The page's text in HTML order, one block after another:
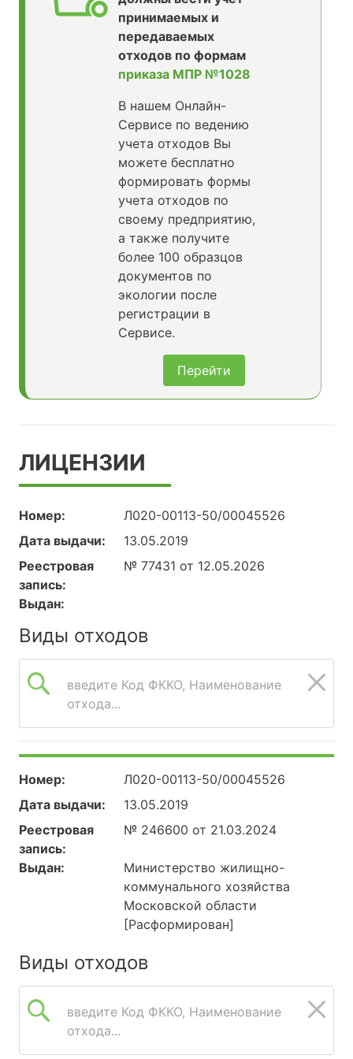
принимаемых и
передаваемых
отходов по формам
приказа МПР №1028
В нашем Онлайн-
Сервисе по ведению
учета отходов Вы
можете бесплатно
формировать формы
учета отходов по
своему предприятию,
а также получите
более 100 образцов
документов по
экологии после
регистрации в
Сервисе.
Перейти
ЛИЦЕНЗИИ
Номер:
Л020-00113-50/00045526
Дата выдачи:
13.05.2019
Реестровая
запись:
№ 77431 от 12.05.2026
Выдан:
Виды отходов
введите Код ФККО, Наименование
отхода...
Номер:
Л020-00113-50/00045526
Дата выдачи:
13.05.2019
Реестровая
запись:
№ 246600 от 21.03.2024
Выдан:
Министерство жилищно-
коммунального хозяйства
Московской области
[Расформирован]
Виды отходов
введите Код ФККО, Наименование
отхода...